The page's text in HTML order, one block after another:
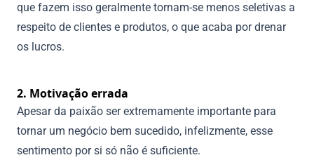
que fazem isso geralmente tornam-se menos seletivas a
respeito de clientes e produtos, o que acaba por drenar
os lucros.
2. Motivação errada
Apesar da paixão ser extremamente importante para
tornar um negócio bem sucedido, infelizmente, esse
sentimento por si só não é suficiente.